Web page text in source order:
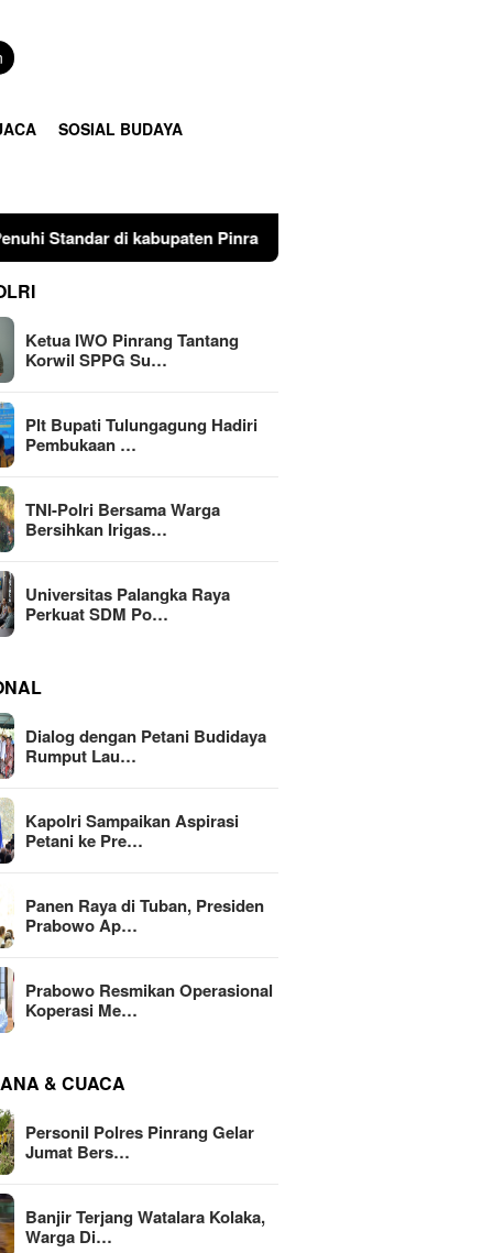
SOSIAL BUDAYA
Pinrang Plt Bupati Tulungagung Hadiri
Ketua IWO Pinrang Tantang
Korwil SPPG Su…
Plt Bupati Tulungagung Hadiri
Pembukaan …
TNI-Polri Bersama Warga
Bersihkan Irigas…
Universitas Palangka Raya
Perkuat SDM Po…
Dialog dengan Petani Budidaya
Rumput Lau…
Kapolri Sampaikan Aspirasi
Petani ke Pre…
Panen Raya di Tuban, Presiden
Prabowo Ap…
Prabowo Resmikan Operasional
Koperasi Me…
& CUACA
Personil Polres Pinrang Gelar
Jumat Bers…
Banjir Terjang Watalara Kolaka,
Warga Di…